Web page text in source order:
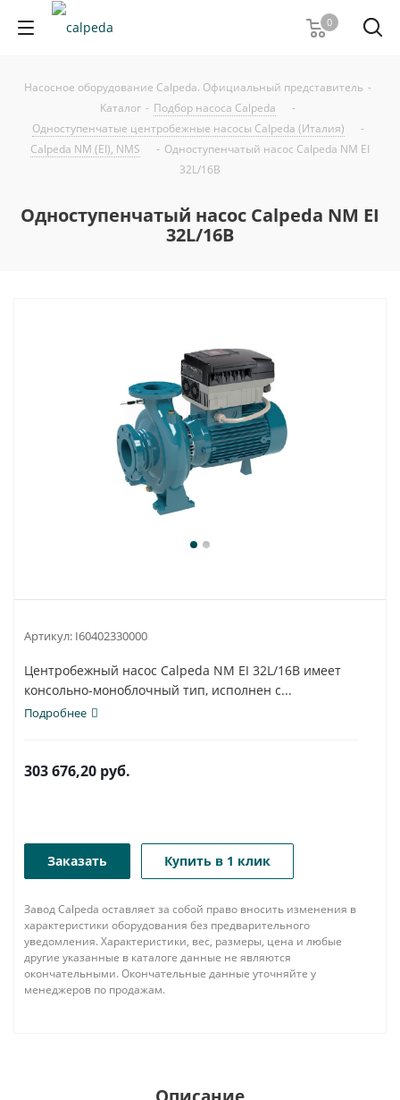
0
Насосное оборудование Calpeda. Официальный представитель -
Каталог - Подбор насоса Calpeda
-
Одноступенчатые центробежные насосы Calpeda (Италия)
-
Calpeda NM (EI), NMS
- Одноступенчатый насос Calpeda NM EI
32L/16B
Одноступенчатый насос Calpeda NM EI
32L/16B
Артикул: I60402330000
Центробежный насос Calpeda NM EI 32L/16B имеет
консольно-моноблочный тип, исполнен с...
Подробнее
303 676,20 руб.
Заказать Купить в 1 клик
Завод Calpeda оставляет за собой право вносить изменения в
характеристики оборудования без предварительного
уведомления. Характеристики, вес, размеры, цена и любые
другие указанные в каталоге данные не являются
окончательными. Окончательные данные уточняйте у
менеджеров по продажам.